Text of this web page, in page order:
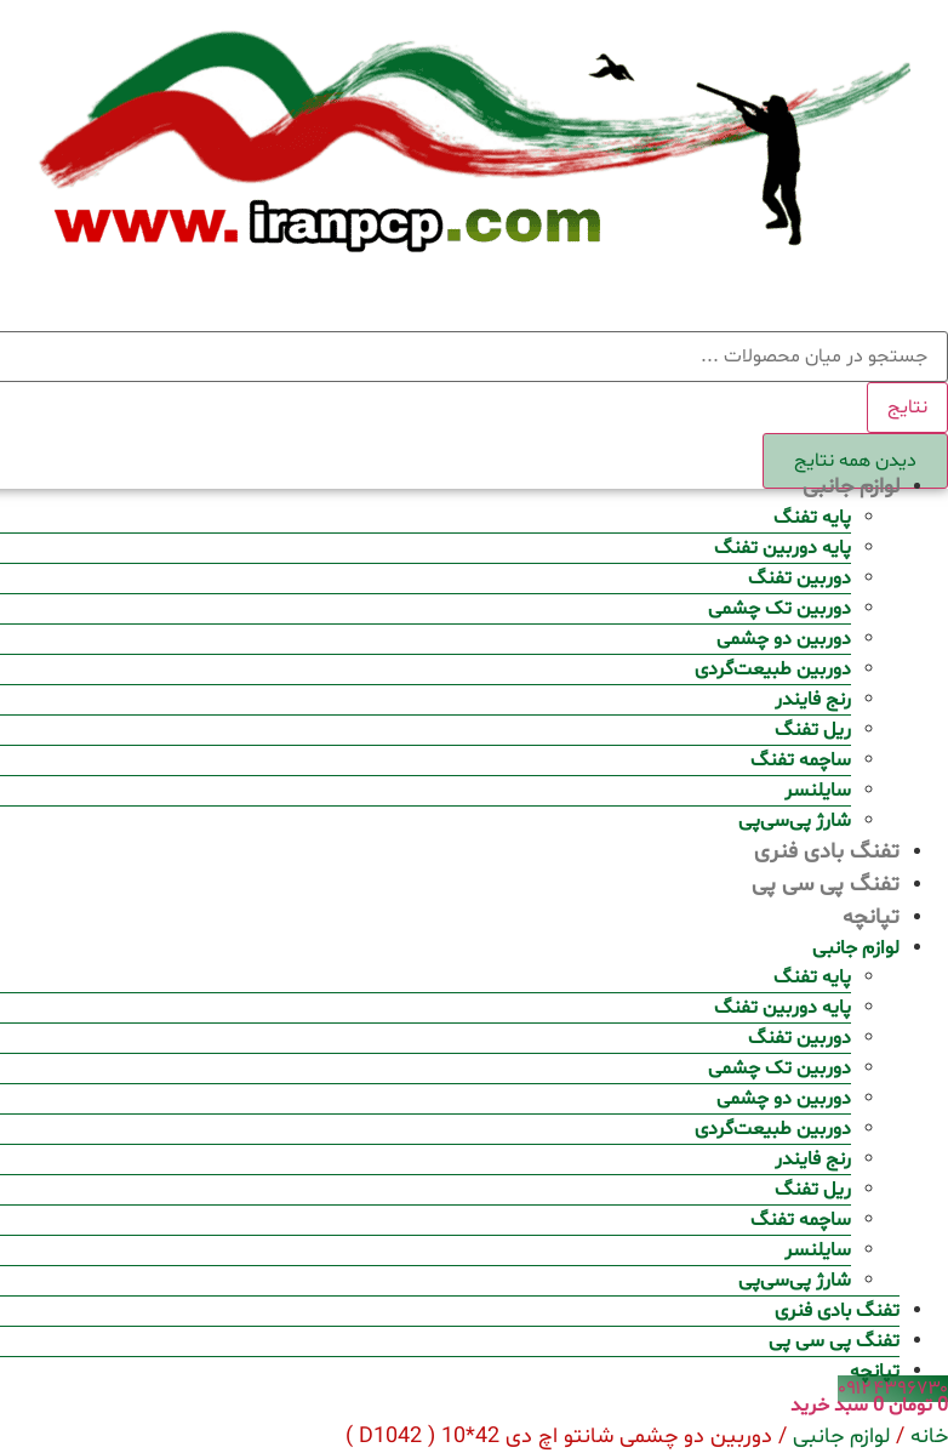
content
جستجو
.
نتایج
دیدن همه نتایج
لوازم جانبی
پایه تفنگ
پایه دوربین تفنگ
دوربین تفنگ
دوربین تک چشمی
دوربین دو چشمی
دوربین طبیعت‌گردی
رنج فایندر
ریل تفنگ
ساچمه تفنگ
سایلنسر
شارژ پی‌سی‌پی
تفنگ بادی فنری
تفنگ پی سی پی
تپانچه
لوازم جانبی
پایه تفنگ
پایه دوربین تفنگ
دوربین تفنگ
دوربین تک چشمی
دوربین دو چشمی
دوربین طبیعت‌گردی
رنج فایندر
ریل تفنگ
ساچمه تفنگ
سایلنسر
شارژ پی‌سی‌پی
تفنگ بادی فنری
تفنگ پی سی پی
تپانچه
۰۹۱۲۴۳۹۶۷۳۰
0تومان0سبد خرید
خانه / لوازم جانبی / دوربین دو چشمی شانتو اچ دی 42*10 ( D1042 )